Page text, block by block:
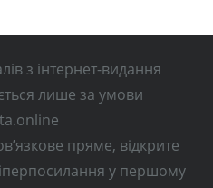
з інтернет-видання
лише за умови
пряме, відкрите
у першому